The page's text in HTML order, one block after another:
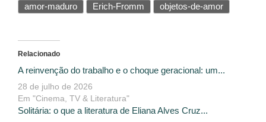
amor-maduro
Erich-Fromm objetos-de-amor
Relacionado
A reinvenção do trabalho e o choque geracional: um...
28 de julho de 2026
Em "Cinema, TV & Literatura"
Solitária: o que a literatura de Eliana Alves Cruz...